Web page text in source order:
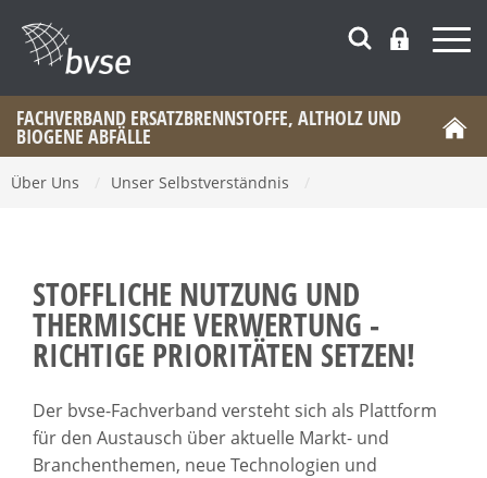
FACHVERBAND ERSATZBRENNSTOFFE, ALTHOLZ UND
BIOGENE ABFÄLLE
Über Uns Unser Selbstverständnis
STOFFLICHE NUTZUNG UND
THERMISCHE VERWERTUNG -
RICHTIGE PRIORITÄTEN SETZEN!
Der bvse-Fachverband versteht sich als Plattform
für den Austausch über aktuelle Markt- und
Branchenthemen, neue Technologien und